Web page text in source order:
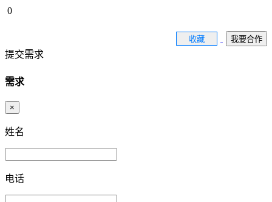
0
收藏 我要合作
提交需求
需求
×
姓名
电话